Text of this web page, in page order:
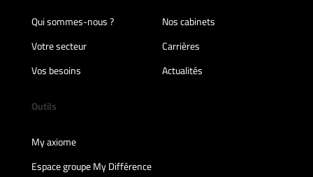
Qui sommes-nous ?
Nos cabinets
Votre secteur
Carrières
Vos besoins
Actualités
Outils
My axiome
Espace groupe My Différence